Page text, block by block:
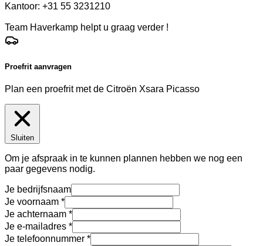
Kantoor: +31 55 3231210
Team Haverkamp helpt u graag verder !
Proefrit aanvragen
Plan een proefrit met de Citroën Xsara Picasso
Sluiten
Om je afspraak in te kunnen plannen hebben we nog een
paar gegevens nodig.
Je bedrijfsnaam
Je voornaam
Je achternaam
Je e-mailadres
Je telefoonnummer